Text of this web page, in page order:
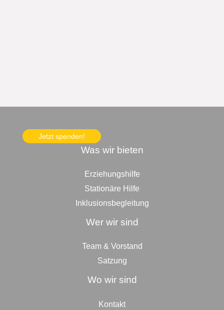
Jetzt spenden!
Was wir bieten
Erziehungshilfe
Stationäre Hilfe
Inklusionsbegleitung
Wer wir sind
Team & Vorstand
Satzung
Wo wir sind
Kontakt